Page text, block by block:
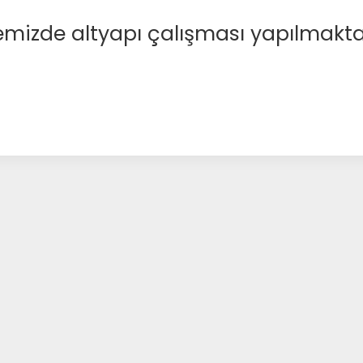
altyapı çalışması